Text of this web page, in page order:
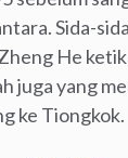
Sida-
He
juga yang
ke Tiongkok.